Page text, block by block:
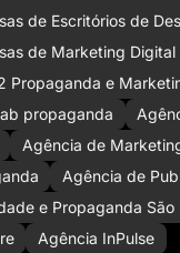
de Escritórios de
de Marketing Digital
Propaganda e
ab propaganda
Agência de
Agência de
e Propaganda São
Agência InPulse